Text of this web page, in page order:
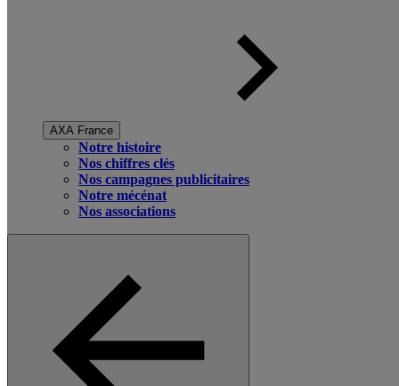
AXA France
Notre histoire
Nos chiffres clés
Nos campagnes publicitaires
Notre mécénat
Nos associations